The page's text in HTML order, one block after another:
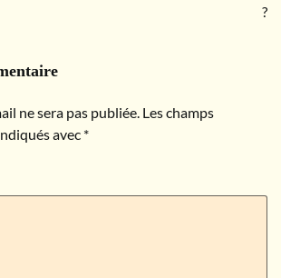
?
ne sera pas publiée. Les champs
avec *